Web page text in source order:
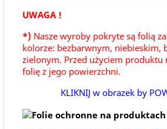
UWAGA !
*) Nasze wyroby pokryte są folią
kolorze: bezbarwnym, niebieskim,
zielonym. Przed użyciem produktu
folię z jego powierzchni.
KLIKNIJ w obrazek by